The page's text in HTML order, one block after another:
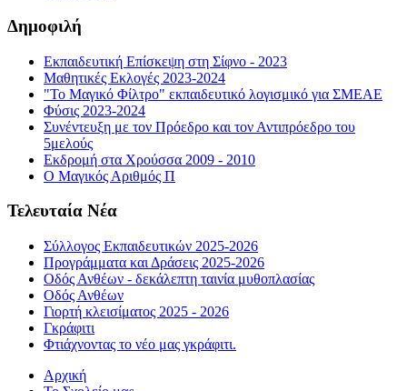
Δημοφιλή
Εκπαιδευτική Επίσκεψη στη Σίφνο - 2023
Μαθητικές Εκλογές 2023-2024
"Το Μαγικό Φίλτρο" εκπαιδευτικό λογισμικό για ΣΜΕΑΕ
Φύσις 2023-2024
Συνέντευξη με τον Πρόεδρο και τον Αντιπρόεδρο του
5μελούς
Εκδρομή στα Χρούσσα 2009 - 2010
Ο Μαγικός Αριθμός Π
Τελευταία Νέα
Σύλλογος Εκπαιδευτικών 2025-2026
Προγράμματα και Δράσεις 2025-2026
Οδός Ανθέων - δεκάλεπτη ταινία μυθοπλασίας
Οδός Ανθέων
Γιορτή κλεισίματος 2025 - 2026
Γκράφιτι
Φτιάχνοντας το νέο μας γκράφιτι.
Αρχική